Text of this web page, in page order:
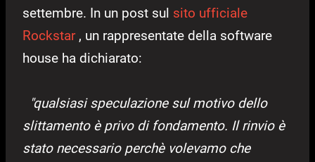
settembre. In un post sul sito ufficiale
Rockstar, un rappresentate della software
house ha dichiarato:
"qualsiasi speculazione sul motivo dello
slittamento è privo di fondamento. Il rinvio è
stato necessario perchè volevamo che